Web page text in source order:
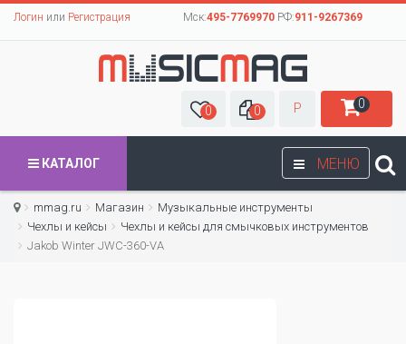
Логин или Регистрация Мск:495-7769970РФ:911-9267369
0 0 Р 0
МЕНЮ
КАТАЛОГ
mmag.ru Магазин
Музыкальные инструменты
Чехлы и кейсы
Чехлы и кейсы для смычковых инструментов
Jakob Winter JWC-360-VA